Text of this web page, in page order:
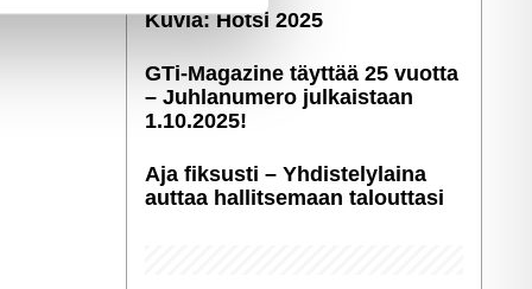
tietoja muihin tietoihin, joita
Kuvia: Hötsi 2025
GTi-Magazine täyttää 25 vuotta
– Juhlanumero julkaistaan
1.10.2025!
Aja fiksusti – Yhdis­te­ly­laina
auttaa hallitsemaan talouttasi